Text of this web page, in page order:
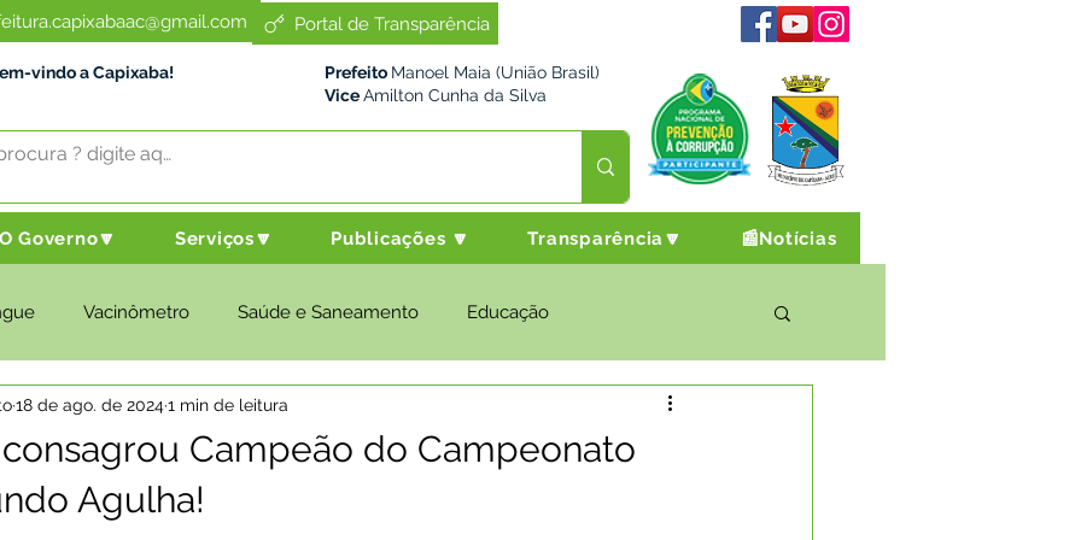
Portal de Transparência
vindo a Capixaba! Prefeito Manoel Maia (União Brasil)
ViceAmilton Cunha da Silva
O Governo🔽 Serviços🔽 Publicações 🔽 Transparência🔽 📰Notícias
Vacinômetro Saúde e Saneamento Educação
e Meio Ambiente Desenvolvimento Social Desporto Cultura e Lazer
e Governo
Campeão do Campeonato
Agulha!
18 de ago. de 20241 min de leitura